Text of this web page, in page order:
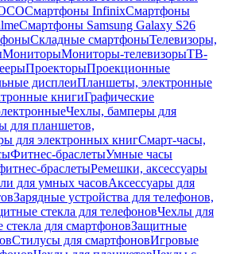
Смартфоны InfinixСмартфоны
Смартфоны Samsung Galaxy S26
Складные смартфоныТелевизоры,
МониторыМониторы-телевизорыТВ-
ПроекторыПроекционные
дисплеиПланшеты, электронные
книгиГрафические
Чехлы, бамперы для
для планшетов,
для электронных книгСмарт-часы,
Фитнес-браслетыУмные часы
браслетыРемешки, аксессуары
для умных часовАксессуары для
Зарядные устройства для телефонов,
стекла для телефоновЧехлы для
для смартфоновЗащитные
Стилусы для смартфоновИгровые